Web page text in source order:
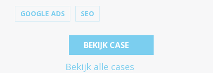
vervolgens online te vermarkten.
GOOGLE ADS SEO
BEKIJK CASE
Bekijk alle cases